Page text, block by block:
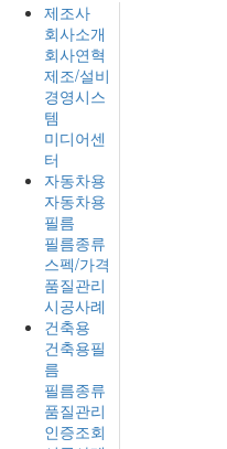
제조사
회사소개
회사연혁
제조/설비
경영시스
템
미디어센
터
자동차용
자동차용
필름
필름종류
스펙/가격
품질관리
시공사례
건축용
건축용필
름
필름종류
품질관리
인증조회